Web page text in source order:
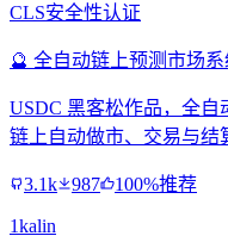
CLS安全性认证
🔮 全自动链上预测市场系
USDC 黑客松作品，全
链上自动做市、交易与结
3.1k 987 100%推荐
1kalin